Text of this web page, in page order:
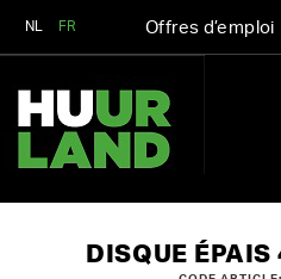
NL FR Offres d’emploi
DISQUE